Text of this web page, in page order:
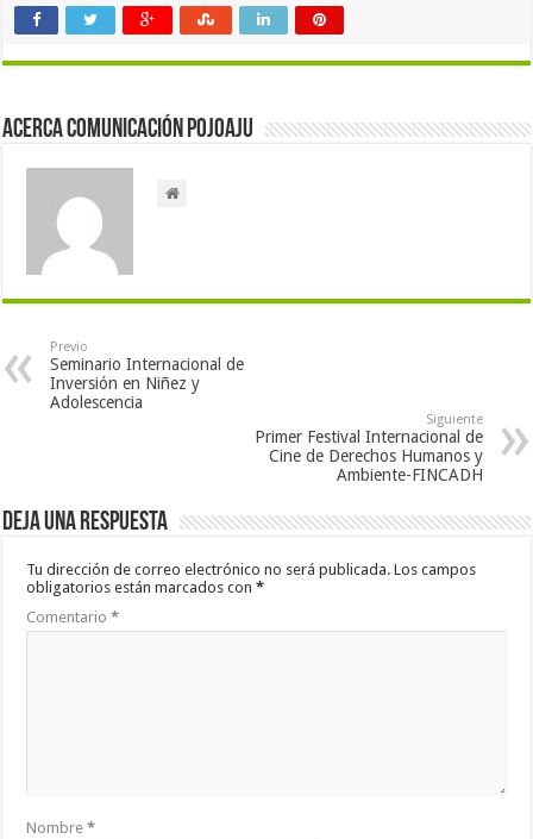
Acerca Comunicación Pojoaju
Previo
Seminario Internacional de
Inversión en Niñez y
Adolescencia
Siguiente
Primer Festival Internacional de
Cine de Derechos Humanos y
Ambiente-FINCADH
Deja una respuesta
Tu dirección de correo electrónico no será publicada. Los campos
obligatorios están marcados con*
Comentario*
Nombre*